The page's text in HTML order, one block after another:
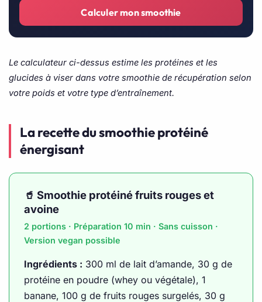
Calculer mon smoothie
Le calculateur ci-dessus estime les protéines et les
glucides à viser dans votre smoothie de récupération selon
votre poids et votre type d’entraînement.
La recette du smoothie protéiné
énergisant
🥤 Smoothie protéiné fruits rouges et
avoine
2 portions · Préparation 10 min · Sans cuisson ·
Version vegan possible
Ingrédients : 300 ml de lait d’amande, 30 g de
protéine en poudre (whey ou végétale), 1
banane, 100 g de fruits rouges surgelés, 30 g